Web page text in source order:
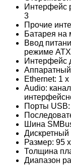
Интерфейс
3
Прочие
Батарея на
Ввод
режиме ATX
Интерфейс
Ethernet: 1
Audio:
Порты
Шина
Размер: 95
Толщина
Диапазон